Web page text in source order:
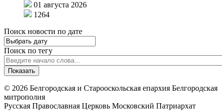
01 августа 2026
1264
Поиск новости по дате
Поиск по тегу
© 2026 Белгородская и Старооскольская епархия Белгородская
митрополия
Русская Православная Церковь Московский Патриархат